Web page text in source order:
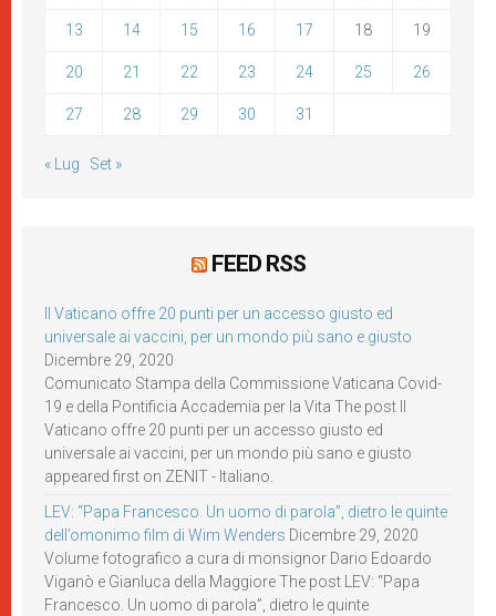
13 14 15 16 17 18 19
20 21 22 23 24 25 26
27 28 29 30 31
« Lug Set »
FEED RSS
Il Vaticano offre 20 punti per un accesso giusto ed
universale ai vaccini, per un mondo più sano e giusto
Dicembre 29, 2020
Comunicato Stampa della Commissione Vaticana Covid-
19 e della Pontificia Accademia per la Vita The post Il
Vaticano offre 20 punti per un accesso giusto ed
universale ai vaccini, per un mondo più sano e giusto
appeared first on ZENIT - Italiano.
LEV: “Papa Francesco. Un uomo di parola”, dietro le quinte
dell’omonimo film di Wim Wenders Dicembre 29, 2020
Volume fotografico a cura di monsignor Dario Edoardo
Viganò e Gianluca della Maggiore The post LEV: “Papa
Francesco. Un uomo di parola”, dietro le quinte